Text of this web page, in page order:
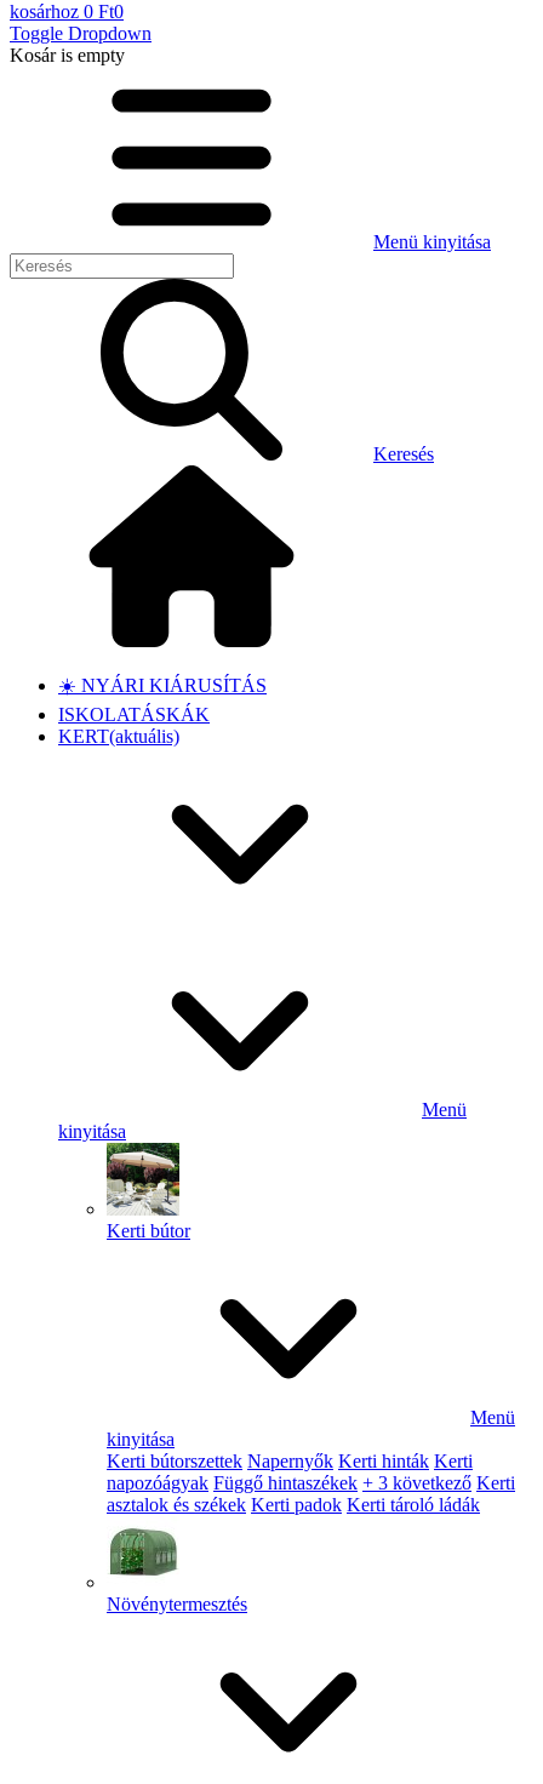
kosárhoz 0 Ft0
Toggle Dropdown
Kosáris empty
Menü kinyitása
Keresés
☀️ NYÁRI KIÁRUSÍTÁS
ISKOLATÁSKÁK
KERT(aktuális)
Menü
kinyitása
Kerti bútor
Menü
kinyitása
Kerti bútorszettek Napernyők Kerti hinták Kerti
napozóágyak Függő hintaszékek + 3 következő Kerti
asztalok és székek Kerti padok Kerti tároló ládák
Növénytermesztés